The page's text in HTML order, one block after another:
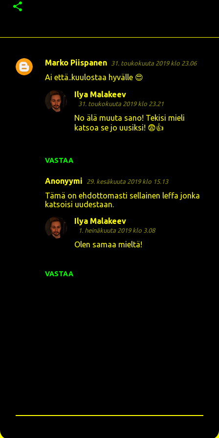
K
Marko Piispanen 31. toukokuuta 2019 klo 23.06
Ai että..kuulostaa hyvälle 😍
VASTAA
Ilya Malakeev
31. toukokuuta 2019 klo 23.21
No älä muuta sano! Tekisi mieli
katsoa se jo uusiksi! 😨👍
Anonyymi 29. kesäkuuta 2019 klo 15.13
Tämä on ehdottomasti sellainen leffa jonka
katsoisi uudestaan.
VASTAA
Ilya Malakeev
1. heinäkuuta 2019 klo 3.08
Olen samaa mieltä!